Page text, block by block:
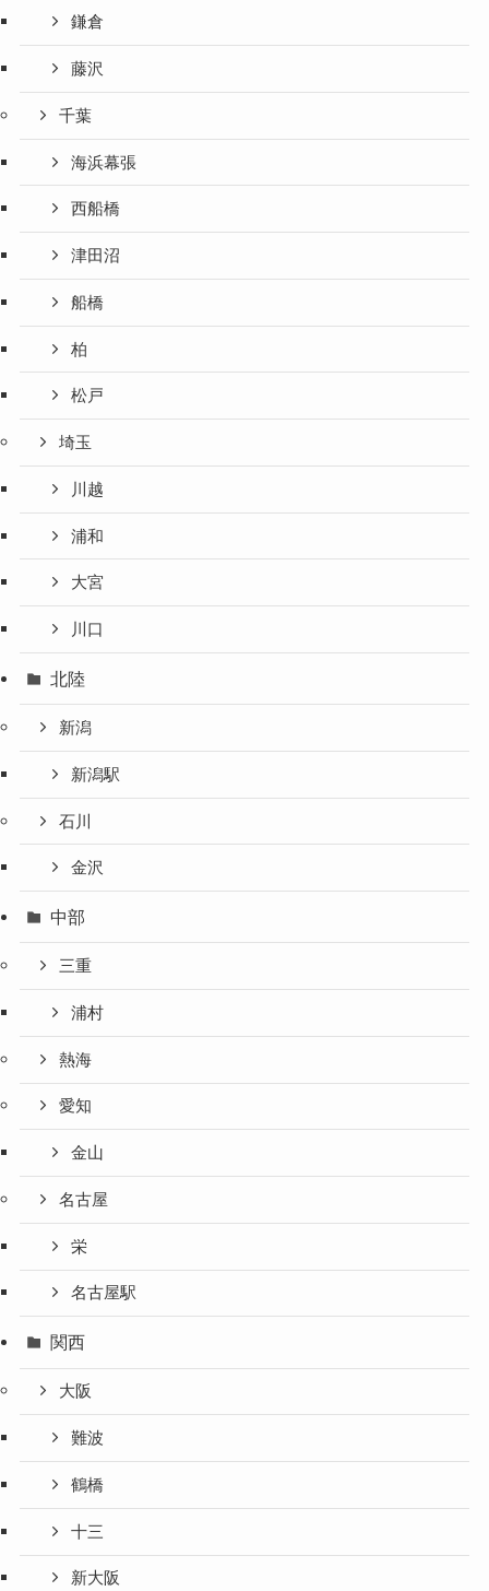
鎌倉
藤沢
千葉
海浜幕張
西船橋
津田沼
船橋
柏
松戸
埼玉
川越
浦和
大宮
川口
北陸
新潟
新潟駅
石川
金沢
中部
三重
浦村
熱海
愛知
金山
名古屋
栄
名古屋駅
関西
大阪
難波
鶴橋
十三
新大阪